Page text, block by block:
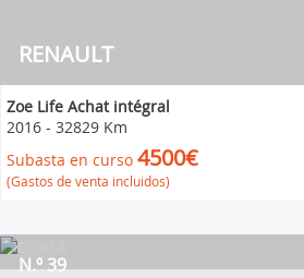
RENAULT
Zoe Life Achat intégral
2016 - 32829 Km
Subasta en curso 4500€
(Gastos de venta incluidos)
N.º 39